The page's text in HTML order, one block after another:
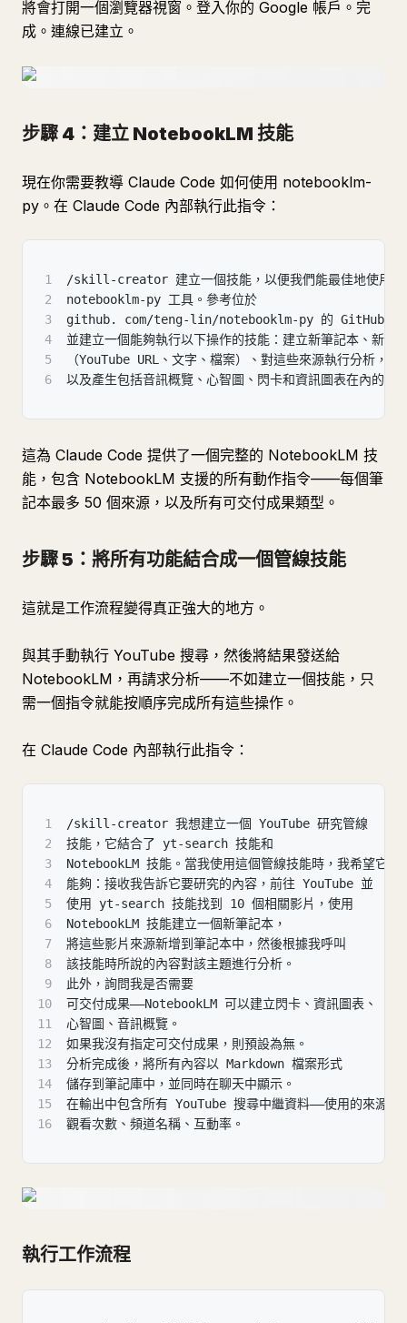
將會打開一個瀏覽器視窗。登入你的 Google 帳戶。完
成。連線已建立。
步驟 4：建立 NotebookLM 技能
現在你需要教導 Claude Code 如何使用 notebooklm-
py。在 Claude Code 內部執行此指令：
1
/skill-creator 建立一個技能，以便我們能最佳地使用
2
notebooklm-py 工具。參考位於
3
github. com/teng-lin/notebooklm-py 的 GitHub 儲
4
並建立一個能夠執行以下操作的技能：建立新筆記本、新增
5
（YouTube URL、文字、檔案）、對這些來源執行分析，
6
以及產生包括音訊概覽、心智圖、閃卡和資訊圖表在內的產
這為 Claude Code 提供了一個完整的 NotebookLM 技
能，包含 NotebookLM 支援的所有動作指令——每個筆
記本最多 50 個來源，以及所有可交付成果類型。
步驟 5：將所有功能結合成一個管線技能
這就是工作流程變得真正強大的地方。
與其手動執行 YouTube 搜尋，然後將結果發送給
NotebookLM，再請求分析——不如建立一個技能，只
需一個指令就能按順序完成所有這些操作。
在 Claude Code 內部執行此指令：
1
/skill-creator 我想建立一個 YouTube 研究管線
2
技能，它結合了 yt-search 技能和
3
NotebookLM 技能。當我使用這個管線技能時，我希望它
4
能夠：接收我告訴它要研究的內容，前往 YouTube 並
5
使用 yt-search 技能找到 10 個相關影片，使用
6
NotebookLM 技能建立一個新筆記本，
7
將這些影片來源新增到筆記本中，然後根據我呼叫
8
該技能時所說的內容對該主題進行分析。
9
此外，詢問我是否需要
10
可交付成果——NotebookLM 可以建立閃卡、資訊圖表、
11
心智圖、音訊概覽。
12
如果我沒有指定可交付成果，則預設為無。
13
分析完成後，將所有內容以 Markdown 檔案形式
14
儲存到筆記庫中，並同時在聊天中顯示。
15
在輸出中包含所有 YouTube 搜尋中繼資料——使用的來源、
16
觀看次數、頻道名稱、互動率。
執行工作流程